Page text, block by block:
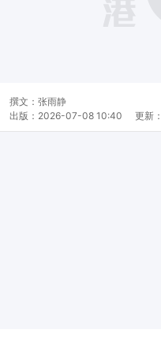
撰文： 张雨静
出版： 2026-07-08 10:40 更新：